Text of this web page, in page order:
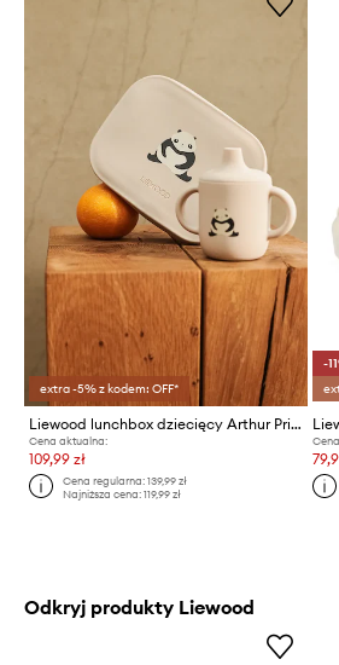
extra -5% z kodem: OFF*
Liewood lunchbox dziecięcy Arthur Printed Lunchbox
Cena aktualna:
109,99 zł
Cena regularna:139,99 zł
Najniższa cena:119,99 zł
-
Odkryj produkty Liewood